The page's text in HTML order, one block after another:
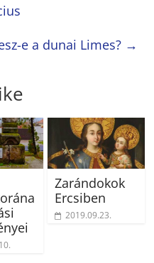
e a dunai Limes? →
Zarándokok
Ercsiben
2019.09.23.